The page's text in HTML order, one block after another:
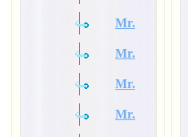
Mr.
Mr.
Mr.
Mr.